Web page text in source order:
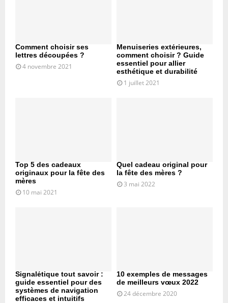
Comment choisir ses
lettres découpées ?
4 novembre 2021
Menuiseries extérieures,
comment choisir ? Guide
essentiel pour allier
esthétique et durabilité
1 juillet 2021
Top 5 des cadeaux
originaux pour la fête des
mères
10 mai 2021
Quel cadeau original pour
la fête des mères ?
3 mai 2022
Signalétique tout savoir :
guide essentiel pour des
systèmes de navigation
efficaces et intuitifs
10 exemples de messages
de meilleurs vœux 2022
24 décembre 2020